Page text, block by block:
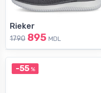
Rieker
1790 895 MDL
-55%